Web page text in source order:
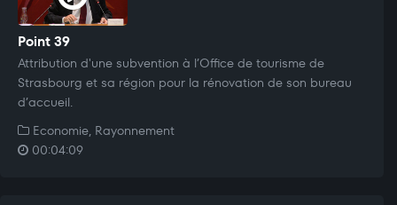
Point 39
Attribution d'une subvention à l’Office de tourisme de
Strasbourg et sa région pour la rénovation de son bureau
d’accueil.
Economie, Rayonnement
00:04:09